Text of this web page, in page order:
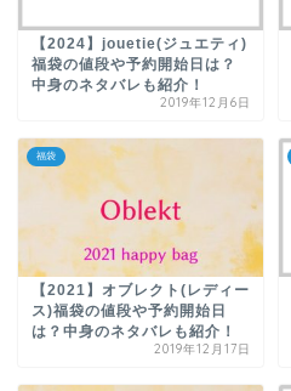
【2024】jouetie(ジュエティ)
福袋の値段や予約開始日は？
中身のネタバレも紹介！
2019年12月6日
福袋
【2021】オブレクト(レディー
ス)福袋の値段や予約開始日
は？中身のネタバレも紹介！
2019年12月17日